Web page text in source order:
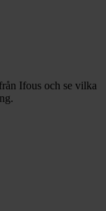
Ifous och se vilka